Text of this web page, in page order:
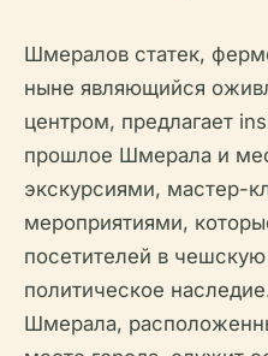
Шмералов статек,
ныне являющийся
центром, предлагает
прошлое Шмерала и
экскурсиями, мастер-
мероприятиями,
посетителей в
политическое
Шмерала,